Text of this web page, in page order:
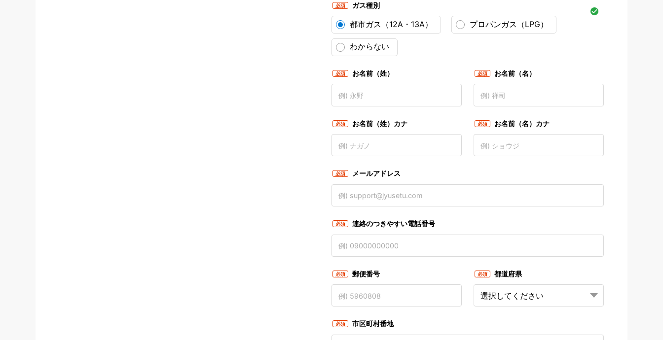
必須 ガス種別
都市ガス（12A・13A） プロパンガス（LPG）
わからない
必須 お名前（姓） 必須 お名前（名）
必須 お名前（姓）カナ 必須 お名前（名）カナ
必須 メールアドレス
必須 連絡のつきやすい電話番号
必須 郵便番号 必須 都道府県
必須 市区町村番地